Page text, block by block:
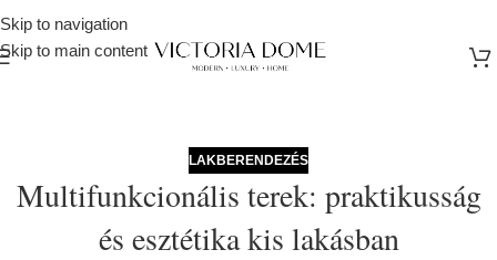
Skip to navigation
Skip to main content
LAKBERENDEZÉS
Multifunkcionális terek: praktikusság
és esztétika kis lakásban